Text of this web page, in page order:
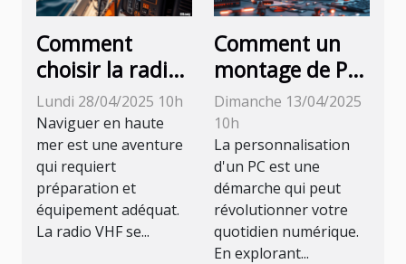
Comment
choisir la radio
VHF idéale pour
vos sorties en
mer
Lundi 28/04/2025 10h
Naviguer en haute
mer est une aventure
qui requiert
préparation et
équipement adéquat.
La radio VHF se...
Comment un
montage de PC
sur mesure
peut
transformer
votre
expérience
informatique
Dimanche 13/04/2025
10h
La personnalisation
d'un PC est une
démarche qui peut
révolutionner votre
quotidien numérique.
En explorant...